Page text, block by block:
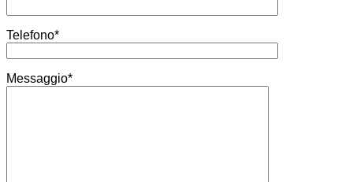
Telefono*
Messaggio*